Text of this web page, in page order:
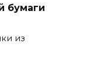
бумаги
из